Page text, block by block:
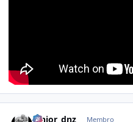
junior_dnz Membro